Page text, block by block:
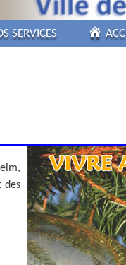
ZONE D’ACTIVITÉS ET
COMMERCIALES ROUTE
DE LA WANTZENAU
Z. I. BISCHHEIM
HOENHEIM
SERVICES
des